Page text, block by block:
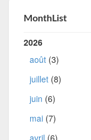
MonthList
2026
août (3)
juillet (8)
juin (6)
mai (7)